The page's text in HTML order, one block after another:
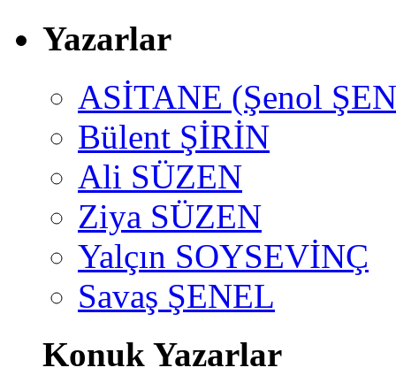
Yazarlar
ASİTANE (Şenol
Bülent ŞİRİN
Ali SÜZEN
Ziya SÜZEN
Yalçın SOYSEVİNÇ
Savaş ŞENEL
Konuk Yazarlar